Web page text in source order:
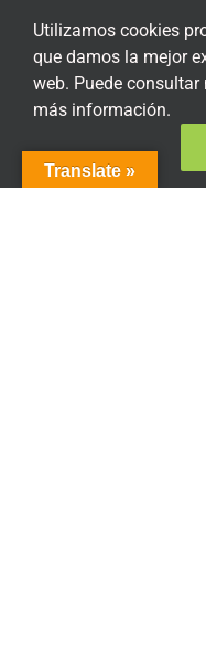
Política de privacidad
Política de privacidad
Condiciones generales
Translate »
Utilizamos cookies
que damos la mejor
web. Puede
más información.